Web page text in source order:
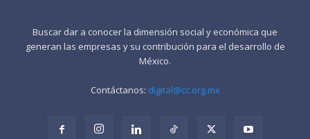
Buscar dar a conocer la dimensión social y económica que
generan las empresas y su contribución para el desarrollo de
México.
Contáctanos: digital@cc.org.mx